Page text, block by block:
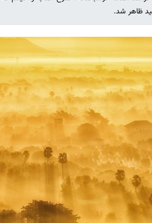
ظاهر شد.